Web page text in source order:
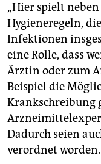
„Hier spielt
Hygieneregeln,
Infektionen
eine Rolle, dass
Ärztin oder zum
Beispiel die
Krankschreibung
Dadurch seien
verordnet worden.